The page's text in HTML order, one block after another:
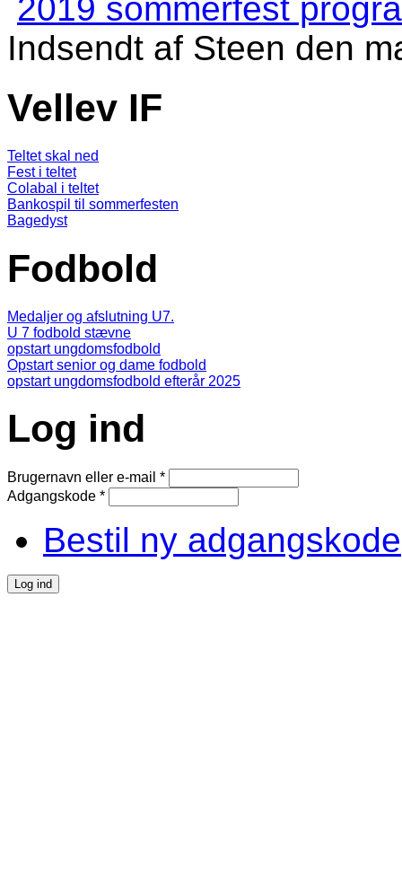
2019 sommerfest
Indsendt af Steen den
Vellev IF
Teltet skal ned
Fest i teltet
Colabal i teltet
Bankospil til sommerfesten
Bagedyst
Fodbold
Medaljer og afslutning U7.
U 7 fodbold stævne
opstart ungdomsfodbold
Opstart senior og dame fodbold
opstart ungdomsfodbold efterår 2025
Log ind
Brugernavn eller e-mail *
Adgangskode *
Bestil ny adgangskode